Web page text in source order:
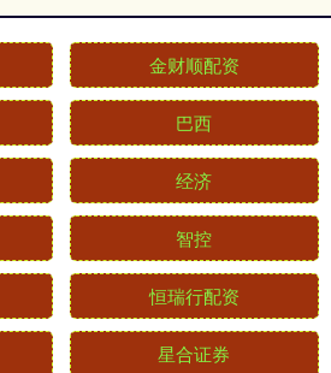
金财顺配资
巴西
经济
智控
恒瑞行配资
星合证券